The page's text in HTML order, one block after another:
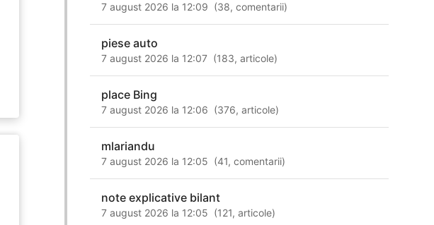
7 august 2026 la 12:09 (38,comentarii)
piese auto
7 august 2026 la 12:07 (183,articole)
place Bing
7 august 2026 la 12:06 (376,articole)
mlariandu
7 august 2026 la 12:05 (41,comentarii)
note explicative bilant
7 august 2026 la 12:05 (121,articole)